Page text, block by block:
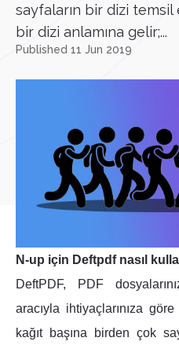
sayfaların bir dizi temsil
bir dizi anlamına gelir;...
Published 11 Jun 2019
N-up için Deftpdf nasıl
DeftPDF, PDF
aracıyla ihtiyaçlarınıza
kağıt başına birden çok